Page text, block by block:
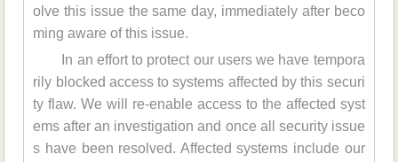
olve this issue the same day, immediately after beco
ming aware of this issue.
In an effort to protect our users we have tempora
rily blocked access to systems affected by this securi
ty flaw. We will re-enable access to the affected syst
ems after an investigation and once all security issue
s have been resolved. Affected systems include our